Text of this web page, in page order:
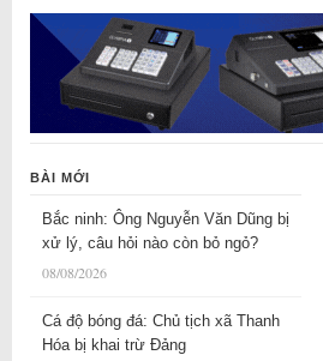
BÀI MỚI
Bắc ninh: Ông Nguyễn Văn Dũng bị
xử lý, câu hỏi nào còn bỏ ngỏ?
08/08/2026
Cá độ bóng đá: Chủ tịch xã Thanh
Hóa bị khai trừ Đảng